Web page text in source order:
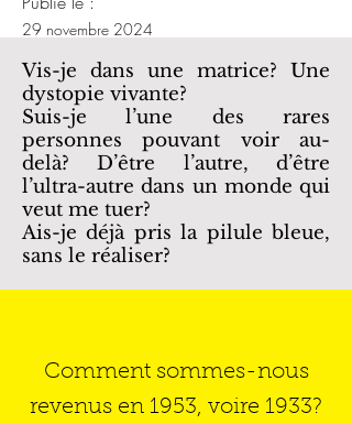
29 novembre 2024
Vis-je dans une matrice? Une
dystopie vivante?
Suis-je l’une des rares
personnes pouvant voir au-
delà? D’être l’autre, d’être
l’ultra-autre dans un monde qui
veut me tuer?
Ais-je déjà pris la pilule bleue,
sans le réaliser?
Comment sommes-nous
revenus en 1953, voire 1933?